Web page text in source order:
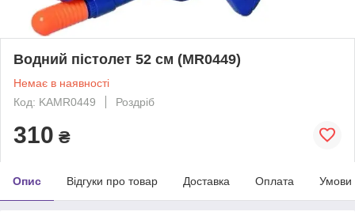
Водний пістолет 52 см (MR0449)
Немає в наявності
Код: KAMR0449
Роздріб
310 ₴
Опис Відгуки про товар Доставка Оплата Умови